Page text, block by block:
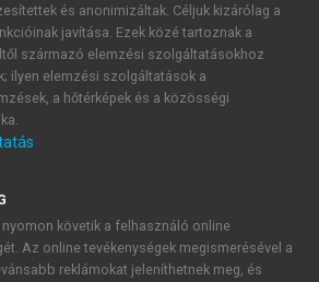
és anonimizáltak. Céljuk kizárólag a
javítása. Ezek közé tartoznak a
származó elemzési szolgáltatásokhoz
ilyen elemzési szolgáltatások a
a hőtérképek és a közösségi
nyomon követik a felhasználó online
Az online tevékenységek megismerésével a
reklámokat jeleníthetnek meg, és